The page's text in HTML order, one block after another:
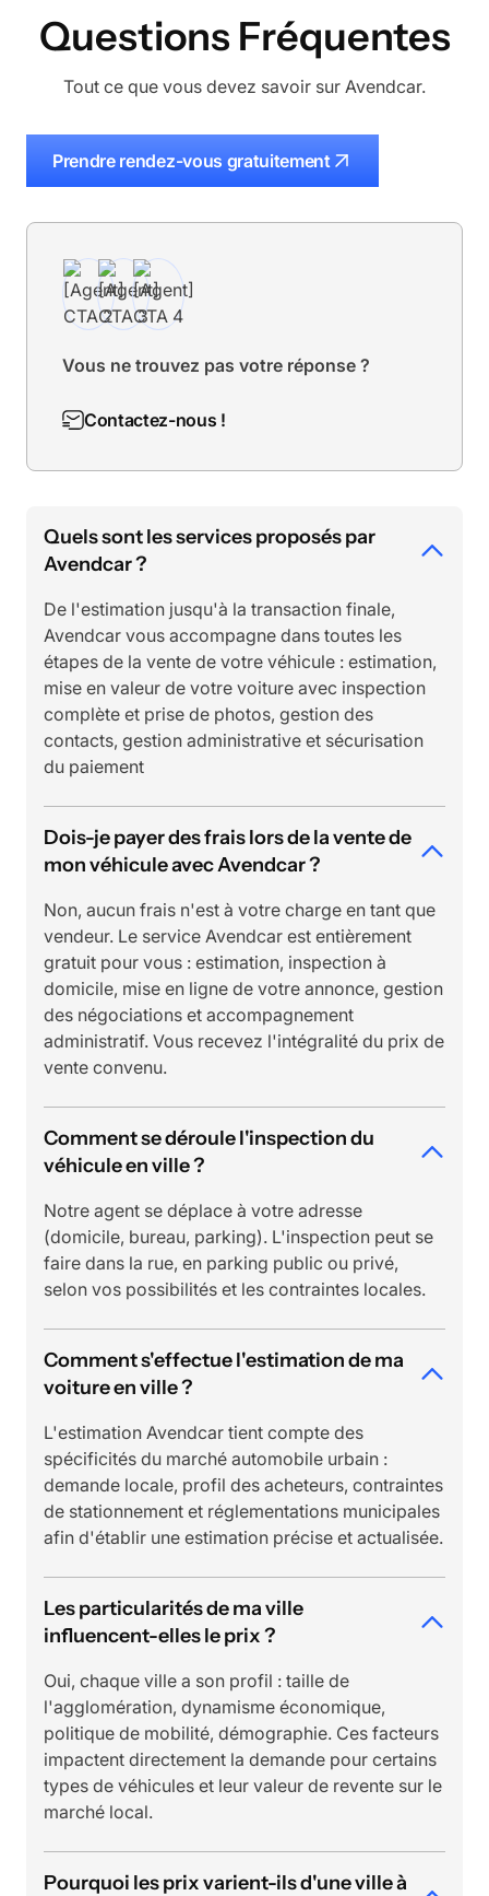
Questions Fréquentes
Tout ce que vous devez savoir sur Avendcar.
Prendre rendez-vous gratuitement
Vous ne trouvez pas votre réponse ?
Contactez-nous !
Quels sont les services proposés par
Avendcar ?
De l'estimation jusqu'à la transaction finale,
Avendcar vous accompagne dans toutes les
étapes de la vente de votre véhicule : estimation,
mise en valeur de votre voiture avec inspection
complète et prise de photos, gestion des
contacts, gestion administrative et sécurisation
du paiement
Dois-je payer des frais lors de la vente de
mon véhicule avec Avendcar ?
Non, aucun frais n'est à votre charge en tant que
vendeur. Le service Avendcar est entièrement
gratuit pour vous : estimation, inspection à
domicile, mise en ligne de votre annonce, gestion
des négociations et accompagnement
administratif. Vous recevez l'intégralité du prix de
vente convenu.
Comment se déroule l'inspection du
véhicule en ville ?
Notre agent se déplace à votre adresse
(domicile, bureau, parking). L'inspection peut se
faire dans la rue, en parking public ou privé,
selon vos possibilités et les contraintes locales.
Comment s'effectue l'estimation de ma
voiture en ville ?
L'estimation Avendcar tient compte des
spécificités du marché automobile urbain :
demande locale, profil des acheteurs, contraintes
de stationnement et réglementations municipales
afin d'établir une estimation précise et actualisée.
Les particularités de ma ville
influencent-elles le prix ?
Oui, chaque ville a son profil : taille de
l'agglomération, dynamisme économique,
politique de mobilité, démographie. Ces facteurs
impactent directement la demande pour certains
types de véhicules et leur valeur de revente sur le
marché local.
Pourquoi les prix varient-ils d'une ville à